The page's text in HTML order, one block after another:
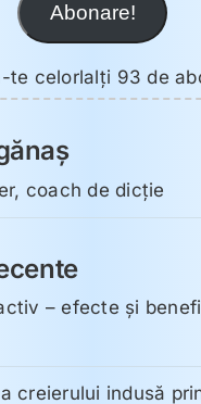
Abonare!
te celorlalți 93 de
coach de dicție
– efecte și
creierului indusă